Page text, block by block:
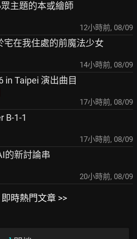
主題的本或繪師
12小時前, 08/09
宅在我住處的前魔法少女
14小時前, 08/09
in Taipei 演出曲目
17小時前, 08/09
B-1-1
17小時前, 08/09
的新討論串
20小時前, 08/09
時熱門文章 >>